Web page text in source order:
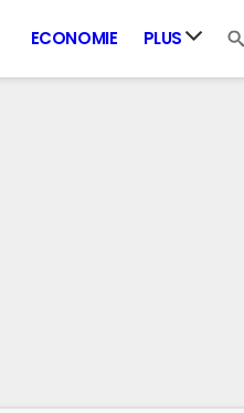
ECONOMIE PLUS